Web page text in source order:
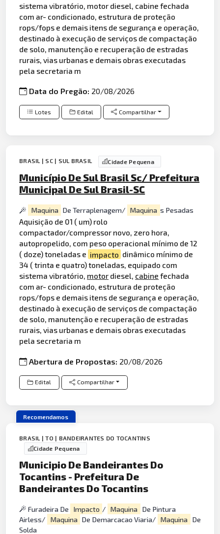
sistema vibratório, motor diesel, cabine fechada
com ar- condicionado, estrutura de proteção
rops/fops e demais itens de segurança e operação,
destinado à execução de serviços de compactação
de solo, manutenção e recuperação de estradas
rurais, vias urbanas e demais obras executadas
pela secretaria m
Data do Pregão: 20/08/2026
Lotes Edital Compartilhar
BRASIL | SC | SUL BRASIL Cidade Pequena
Município De Sul Brasil Sc/ Prefeitura
Municipal De Sul Brasil-SC
Maquina De Terraplenagem/ Maquina s Pesadas
Aquisição de 01 ( um) rolo
compactador/compressor novo, zero hora,
autopropelido, com peso operacional mínimo de 12
( doze) toneladas e impacto dinâmico mínimo de
34 ( trinta e quatro) toneladas, equipado com
sistema vibratório, motor diesel, cabine fechada
com ar- condicionado, estrutura de proteção
rops/fops e demais itens de segurança e operação,
destinado à execução de serviços de compactação
de solo, manutenção e recuperação de estradas
rurais, vias urbanas e demais obras executadas
pela secretaria m
Abertura de Propostas: 20/08/2026
Edital Compartilhar
Recomendamos
BRASIL | TO | BANDEIRANTES DO TOCANTINS
Cidade Pequena
Municipio De Bandeirantes Do
Tocantins - Prefeitura De
Bandeirantes Do Tocantins
Furadeira De Impacto / Maquina De Pintura
Airless/
Maquina De Demarcacao Viaria/ Maquina De
Solda